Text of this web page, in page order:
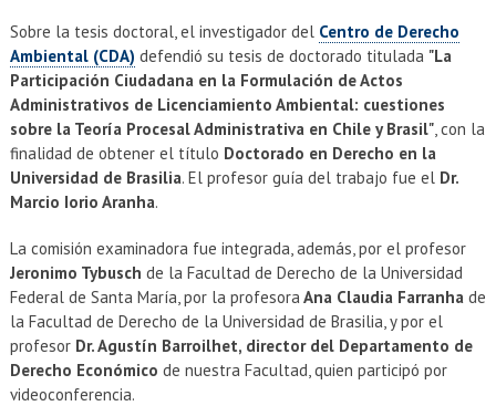
Sobre la tesis doctoral, el investigador del Centro de Derecho
Ambiental (CDA) defendió su tesis de doctorado titulada "La
Participación Ciudadana en la Formulación de Actos
Administrativos de Licenciamiento Ambiental: cuestiones
sobre la Teoría Procesal Administrativa en Chile y Brasil", con la
finalidad de obtener el título Doctorado en Derecho en la
Universidad de Brasilia. El profesor guía del trabajo fue elDr.
Marcio Iorio Aranha.
La comisión examinadora fue integrada, además, por el profesor
Jeronimo Tybusch de la Facultad de Derecho de la Universidad
Federal de Santa María, por la profesoraAna Claudia Farranhade
la Facultad de Derecho de la Universidad de Brasilia, y por el
profesor Dr. Agustín Barroilhet, director del Departamento de
Derecho Económico de nuestra Facultad, quien participó por
videoconferencia.